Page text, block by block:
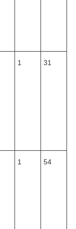
1 31
1 54